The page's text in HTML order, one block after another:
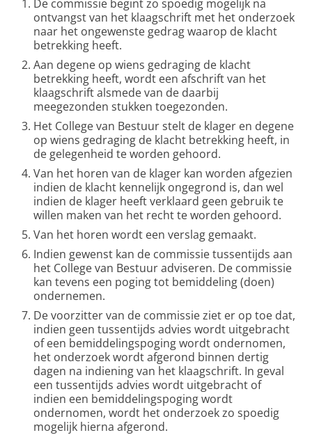
De commissie begint zo spoedig mogelijk na
ontvangst van het klaagschrift met het onderzoek
naar het ongewenste gedrag waarop de klacht
betrekking heeft.
Aan degene op wiens gedraging de klacht
betrekking heeft, wordt een afschrift van het
klaagschrift alsmede van de daarbij
meegezonden stukken toegezonden.
Het College van Bestuur stelt de klager en degene
op wiens gedraging de klacht betrekking heeft, in
de gelegenheid te worden gehoord.
Van het horen van de klager kan worden afgezien
indien de klacht kennelijk ongegrond is, dan wel
indien de klager heeft verklaard geen gebruik te
willen maken van het recht te worden gehoord.
Van het horen wordt een verslag gemaakt.
Indien gewenst kan de commissie tussentijds aan
het College van Bestuur adviseren. De commissie
kan tevens een poging tot bemiddeling (doen)
ondernemen.
De voorzitter van de commissie ziet er op toe dat,
indien geen tussentijds advies wordt uitgebracht
of een bemiddelingspoging wordt ondernomen,
het onderzoek wordt afgerond binnen dertig
dagen na indiening van het klaagschrift. In geval
een tussentijds advies wordt uitgebracht of
indien een bemiddelingspoging wordt
ondernomen, wordt het onderzoek zo spoedig
mogelijk hierna afgerond.